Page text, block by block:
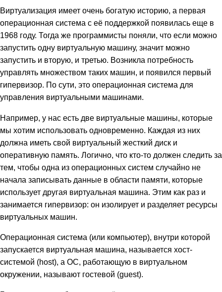
Виртуализация имеет очень богатую историю, а первая
операционная система с её поддержкой появилась еще в
1968 году. Тогда же программисты поняли, что если можно
запустить одну виртуальную машину, значит можно
запустить и вторую, и третью. Возникла потребность
управлять множеством таких машин, и появился первый
гипервизор. По сути, это операционная система для
управления виртуальными машинами.
Например, у нас есть две виртуальные машины, которые
мы хотим использовать одновременно. Каждая из них
должна иметь свой виртуальный жесткий диск и
оперативную память. Логично, что кто-то должен следить за
тем, чтобы одна из операционных систем случайно не
начала записывать данные в области памяти, которые
использует другая виртуальная машина. Этим как раз и
занимается гипервизор: он изолирует и разделяет ресурсы
виртуальных машин.
Операционная система (или компьютер), внутри которой
запускается виртуальная машина, называется хост-
системой (host), а ОС, работающую в виртуальном
окружении, называют гостевой (guest).